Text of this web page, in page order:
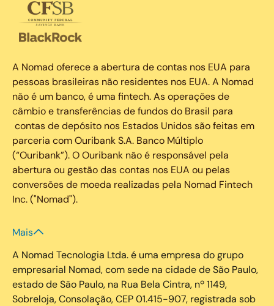
A Nomad oferece a abertura de contas nos EUA para
pessoas brasileiras não residentes nos EUA. A Nomad
não é um banco, é uma fintech. As operações de
câmbio e transferências de fundos do Brasil para
contas de depósito nos Estados Unidos são feitas em
parceria com Ouribank S.A. Banco Múltiplo
(“Ouribank”). O Ouribank não é responsável pela
abertura ou gestão das contas nos EUA ou pelas
conversões de moeda realizadas pela Nomad Fintech
Inc. ("Nomad").
Mais
A Nomad Tecnologia Ltda. é uma empresa do grupo
empresarial Nomad, com sede na cidade de São Paulo,
estado de São Paulo, na Rua Bela Cintra, nº 1149,
Sobreloja, Consolação, CEP 01.415-907, registrada sob